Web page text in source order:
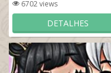
6702 views
DETALHES